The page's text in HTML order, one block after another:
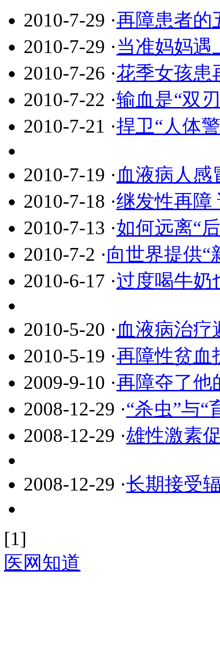
2010-7-29 ·再障患者的
2010-7-29 ·当准妈妈遇
2010-7-26 ·花季女孩患
2010-7-22 ·输血是“双
2010-7-21 ·捍卫“人体
2010-7-19 · 血液病人感
2010-7-18 ·继发性再障
2010-7-13 ·如何远离“
2010-7-2 ·向世界提供“
2010-6-17 ·过度喝牛奶
2010-5-20 · 血液病治疗
2010-5-19 ·再障性贫血
2009-9-10 ·再障夺了他
2008-12-29 ·“杀虫”与“
2008-12-29 ·雄性激素
2008-12-29 ·长期接受
[1]
医网知道